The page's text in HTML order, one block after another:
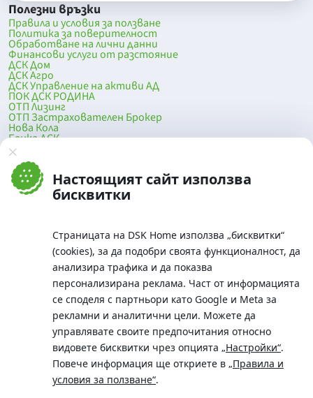
Настоящият сайт използва
бисквитки
Страницата на DSK Home използва „бисквитки“
(cookies), за да подобри своята функционалност, да
анализира трафика и да показва
персонализирана реклама. Част от информацията
се споделя с партньори като Google и Meta за
рекламни и аналитични цели. Можете да
управлявате своите предпочитания относно
видовете бисквитки чрез опцията „Настройки“.
Повече информация ще откриете в „Правила и
условия за ползване“.
Полезни връзки
Правила и условия за ползване
Политика за поверителност
Обработване на лични данни
Финансови услуги от разстояние
ДСК Дом
ДСК Агро
ДСК Управление на активи АД
ПОК ДСК РОДИНА
ОТП Лизинг
ОТП Застрахователен Брокер
Нова Кола
Банка ДСК
DSK Mobile
Оферти за продажба от Банка ДСК
Клонова мрежа и банкомати
До началото на страницата
Телефон:
0700 10 375 / *2375
Московска No.19 / ул. Г. Бенковски No. 5, София 1036
SWIFT/BIC: